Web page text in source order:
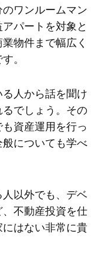
ワンルームマン
パートを対象と
物件まで幅広く
。
人から話を聞け
でしょう。その
資産運用を行っ
についても学べ
以外でも、デベ
不動産投資を仕
はない非常に貴